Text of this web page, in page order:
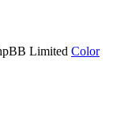
Limited Color